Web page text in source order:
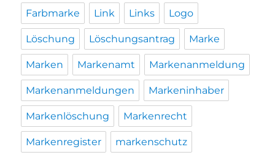
Farbmarke Link Links Logo
Löschung Löschungsantrag Marke
Marken Markenamt Markenanmeldung
Markenanmeldungen Markeninhaber
Markenlöschung Markenrecht
Markenregister markenschutz